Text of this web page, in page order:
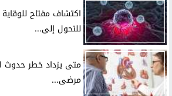
اكتشاف مفتاح للوقاية
للتحول إلى...
متى يزداد خطر حدوث
مرضى...